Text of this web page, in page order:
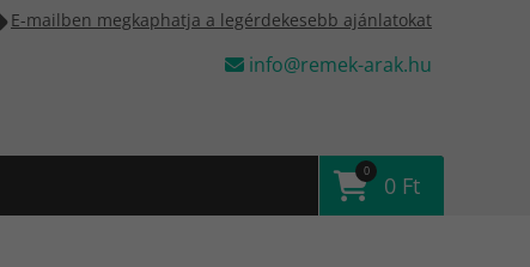
E-mailben megkaphatja a legérdekesebb ajánlatokat
info@remek-arak.hu
0
0 Ft